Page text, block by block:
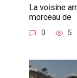
La voisine
morceau de
0 5